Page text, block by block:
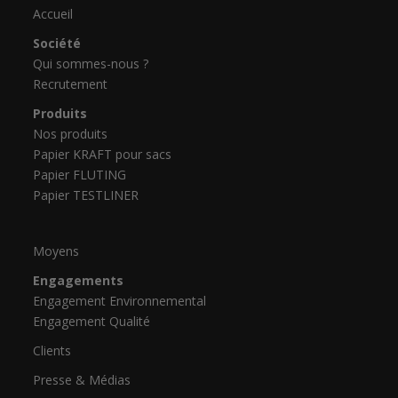
Accueil
Société
Qui sommes-nous ?
Recrutement
Produits
Nos produits
Papier KRAFT pour sacs
Papier FLUTING
Papier TESTLINER
Moyens
Engagements
Engagement Environnemental
Engagement Qualité
Clients
Presse & Médias